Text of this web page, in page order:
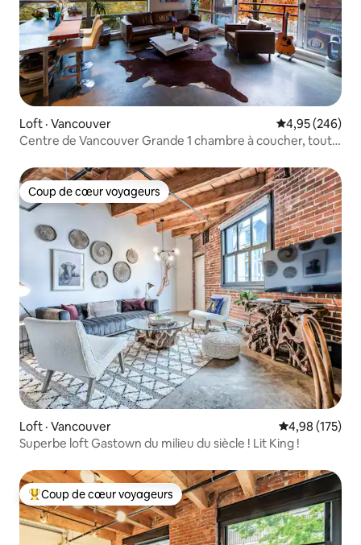
Loft · Vancouver Note
4,95 (246)
Centre de Vancouver Grande 1 chambre à coucher, tout
Coup de cœur voyageurs
Coup de cœur voyageurs
Loft · Vancouver Note
4,98 (175)
Superbe loft Gastown du milieu du siècle ! Lit King !
Coup de cœur voyageurs parmi les plus aimés
Coup de cœur voyageurs